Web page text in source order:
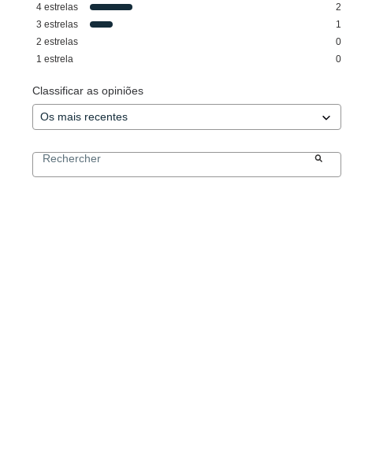
4 estrelas
2
3 estrelas
1
2 estrelas
0
1 estrela 0
Classificar as opiniões